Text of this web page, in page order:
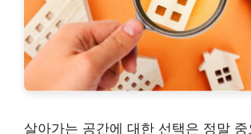
살아가는 공간에 대한 선택은 정말 중